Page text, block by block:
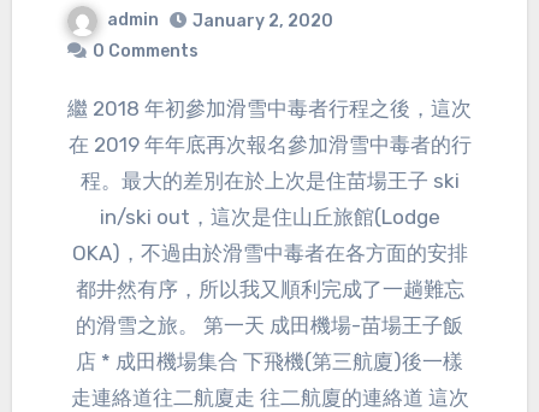
admin
January 2, 2020
0 Comments
繼 2018 年初參加滑雪中毒者行程之後，這次
在 2019 年年底再次報名參加滑雪中毒者的行
程。最大的差別在於上次是住苗場王子 ski
in/ski out，這次是住山丘旅館(Lodge
OKA)，不過由於滑雪中毒者在各方面的安排
都井然有序，所以我又順利完成了一趟難忘
的滑雪之旅。 第一天 成田機場-苗場王子飯
店 * 成田機場集合 下飛機(第三航廈)後一樣
走連絡道往二航廈走 往二航廈的連絡道 這次